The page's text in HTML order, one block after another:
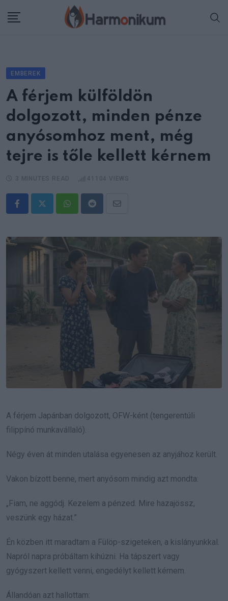
EMBEREK
A férjem külföldön
dolgozott, minden pénze
anyósomhoz ment, még
tejre is tőle kellett kérnem
WhatsappRedditShare
Email
A férjem Japánban dolgozott, OFW-ként (tengerentúli
filippínó munkavállaló).
Négy éven át minden utalása egyenesen az anyjához került.
Vakon bízott benne, mert anyósom mindig azt mondta:
„Fiam, ne aggódj. Kezelem a pénzed. Mire hazajössz,
veszünk egy házat.”
Én közben itt maradtam a Fülöp-szigeteken, a kislányunkkal.
Napról napra próbáltam kihúzni. Ha tápszert vagy
gyógyszert kellett venni, engedélyt kellett kérnem.
Állandóan azt hallottam: